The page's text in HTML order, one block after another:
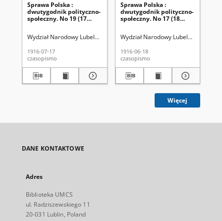
Sprawa Polska :
dwutygodnik polityczno-
społeczny. No 19 (17
Wydział Narodowy Lubelski.
Mączewski Jerzy.
1916-07-17
czasopismo
Sprawa Polska :
dwutygodnik polityczno-
społeczny. No 17 (18
Wydział Narodowy Lubelski.
1916-06-18
czasopismo
Więcej
DANE KONTAKTOWE
Adres
Biblioteka UMCS
ul. Radziszewskiego 11
20-031 Lublin, Poland